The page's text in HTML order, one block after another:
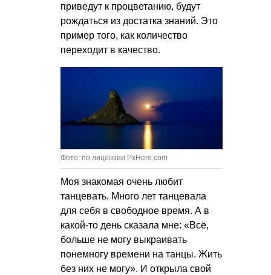
приведут к процветанию, будут
рождаться из достатка знаний. Это
пример того, как количество
переходит в качество.
Фото: по лицензии PxHere.com
Моя знакомая очень любит
танцевать. Много лет танцевала
для себя в свободное время. А в
какой-то день сказала мне: «Всё,
больше не могу выкраивать
понемногу времени на танцы. Жить
без них не могу». И открыла свой